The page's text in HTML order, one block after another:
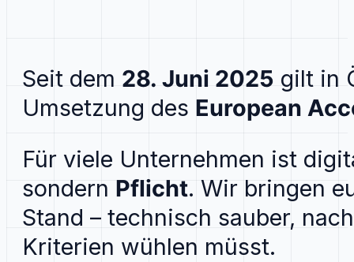
Seit dem 28. Juni 2025 gilt in
Umsetzung des European
Für viele Unternehmen ist
sondern Pflicht. Wir bringen
Stand – technisch sauber,
Kriterien wühlen müsst.